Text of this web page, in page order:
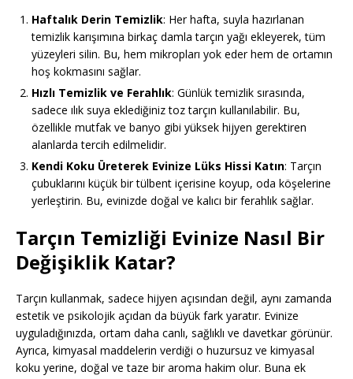
Haftalık Derin Temizlik: Her hafta, suyla hazırlanan
temizlik karışımına birkaç damla tarçın yağı ekleyerek, tüm
yüzeyleri silin. Bu, hem mikropları yok eder hem de ortamın
hoş kokmasını sağlar.
Hızlı Temizlik ve Ferahlık: Günlük temizlik sırasında,
sadece ılık suya eklediğiniz toz tarçın kullanılabilir. Bu,
özellikle mutfak ve banyo gibi yüksek hijyen gerektiren
alanlarda tercih edilmelidir.
Kendi Koku Üreterek Evinize Lüks Hissi Katın: Tarçın
çubuklarını küçük bir tülbent içerisine koyup, oda köşelerine
yerleştirin. Bu, evinizde doğal ve kalıcı bir ferahlık sağlar.
Tarçın Temizliği Evinize Nasıl Bir
Değişiklik Katar?
Tarçın kullanmak, sadece hijyen açısından değil, aynı zamanda
estetik ve psikolojik açıdan da büyük fark yaratır. Evinize
uyguladığınızda, ortam daha canlı, sağlıklı ve davetkar görünür.
Ayrıca, kimyasal maddelerin verdiği o huzursuz ve kimyasal
koku yerine, doğal ve taze bir aroma hakim olur. Buna ek